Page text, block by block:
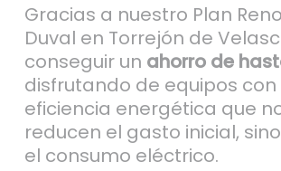
Gracias a nuestro Plan
Duval en Torrejón de
conseguir un ahorro de
disfrutando de equipos
eficiencia energética que
reducen el gasto inicial,
el consumo eléctrico.